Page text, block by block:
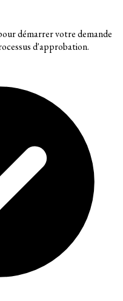
démarrer votre demande
d'approbation.